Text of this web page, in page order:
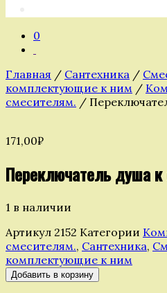
0
Главная / Сантехника /
комплектующие к ним /
смесителям. /
171,00₽
Переключатель душа
1 в наличии
Артикул 2152 Категории
смесителям., Сантехника,
комплектующие к ним
Количество
товара
Добавить в корзину